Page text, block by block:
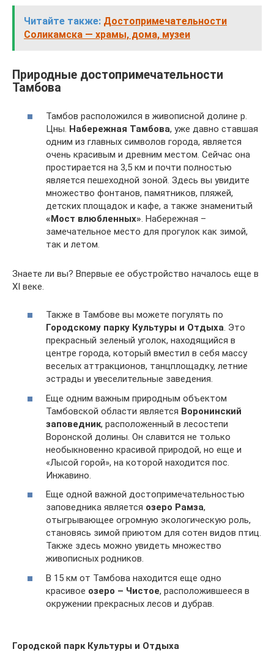
Читайте также: Достопримечательности
Соликамска — храмы, дома, музеи
Природные достопримечательности
Тамбова
Тамбов расположился в живописной долине р.
Цны. Набережная Тамбова, уже давно ставшая
одним из главных символов города, является
очень красивым и древним местом. Сейчас она
простирается на 3,5 км и почти полностью
является пешеходной зоной. Здесь вы увидите
множество фонтанов, памятников, пляжей,
детских площадок и кафе, а также знаменитый
«Мост влюбленных». Набережная –
замечательное место для прогулок как зимой,
так и летом.
Знаете ли вы? Впервые ее обустройство началось еще в
XI веке.
Также в Тамбове вы можете погулять по
Городскому парку Культуры и Отдыха. Это
прекрасный зеленый уголок, находящийся в
центре города, который вместил в себя массу
веселых аттракционов, танцплощадку, летние
эстрады и увеселительные заведения.
Еще одним важным природным объектом
Тамбовской области является Воронинский
заповедник, расположенный в лесостепи
Воронской долины. Он славится не только
необыкновенно красивой природой, но еще и
«Лысой горой», на которой находится пос.
Инжавино.
Еще одной важной достопримечательностью
заповедника является озеро Рамза,
отыгрывающее огромную экологическую роль,
становясь зимой приютом для сотен видов птиц.
Также здесь можно увидеть множество
живописных родников.
В 15 км от Тамбова находится еще одно
красивое озеро – Чистое, расположившееся в
окружении прекрасных лесов и дубрав.
Городской парк Культуры и Отдыха